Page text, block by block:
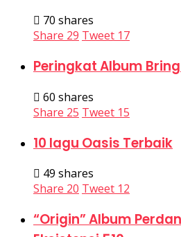
70 shares
Share 29 Tweet 17
Peringkat Album
60 shares
Share 25 Tweet 15
10 lagu Oasis Terbaik
49 shares
Share 20 Tweet 12
“Origin” Album